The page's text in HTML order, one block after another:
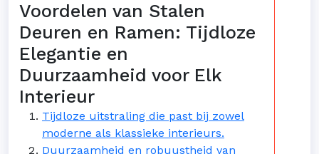
Voordelen van Stalen
Deuren en Ramen: Tijdloze
Elegantie en
Duurzaamheid voor Elk
Interieur
Tijdloze uitstraling die past bij zowel
moderne als klassieke interieurs.
Duurzaamheid en robuustheid van